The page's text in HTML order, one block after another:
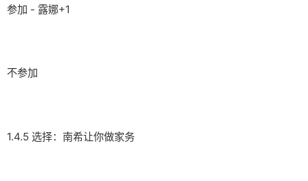
参加 - 露娜+1
不参加
1.4.5 选择：南希让你做家务